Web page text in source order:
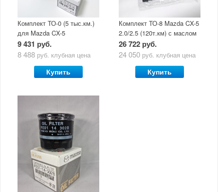
Комплект ТО-0 (5 тыс.км.)
для Mazda CX-5
(двигатель 2.0/2.5) с
маслом Mazda Original Oil
9 431 руб.
8 488 руб. клубная цена
Купить
Комплект ТО-8 Mazda CX-5
2.0/2.5 (120т.км) с маслом
Mazda Original Oil Ultra
5W30
26 722 руб.
24 050 руб. клубная цена
Купить